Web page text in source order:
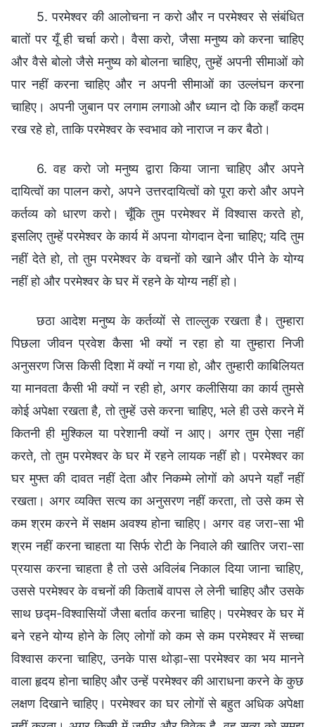
5. परमेश्वर की आलोचना न करो और न परमेश्वर से संबंधित
बातों पर यूँ ही चर्चा करो। वैसा करो, जैसा मनुष्य को करना चाहिए
और वैसे बोलो जैसे मनुष्य को बोलना चाहिए, तुम्हें अपनी सीमाओं को
पार नहीं करना चाहिए और न अपनी सीमाओं का उल्लंघन करना
चाहिए। अपनी जुबान पर लगाम लगाओ और ध्यान दो कि कहाँ कदम
रख रहे हो, ताकि परमेश्वर के स्वभाव को नाराज न कर बैठो।
6. वह करो जो मनुष्य द्वारा किया जाना चाहिए और अपने
दायित्वों का पालन करो, अपने उत्तरदायित्वों को पूरा करो और अपने
कर्तव्य को धारण करो। चूँकि तुम परमेश्वर में विश्वास करते हो,
इसलिए तुम्हें परमेश्वर के कार्य में अपना योगदान देना चाहिए; यदि तुम
नहीं देते हो, तो तुम परमेश्वर के वचनों को खाने और पीने के योग्य
नहीं हो और परमेश्वर के घर में रहने के योग्य नहीं हो।
छठा आदेश मनुष्‍य के कर्तव्‍यों से ताल्‍लुक रखता है। तुम्‍हारा
पिछला जीवन प्रवेश कैसा भी क्‍यों न रहा हो या तुम्‍हारा निजी
अनुसरण जिस किसी दिशा में क्‍यों न गया हो, और तुम्‍हारी काबिलियत
या मानवता कैसी भी क्‍यों न रही हो, अगर कलीसिया का कार्य तुमसे
कोई अपेक्षा रखता है, तो तुम्‍हें उसे करना चाहिए, भले ही उसे करने में
कितनी ही मुश्किल या परेशानी क्‍यों न आए। अगर तुम ऐसा नहीं
करते, तो तुम परमेश्वर के घर में रहने लायक नहीं हो। परमेश्वर का
घर मुफ्त की दावत नहीं देता और निकम्मे लोगों को अपने यहाँ नहीं
रखता। अगर व्यक्ति सत्य का अनुसरण नहीं करता, तो उसे कम से
कम श्रम करने में सक्षम अवश्य होना चाहिए। अगर वह जरा-सा भी
श्रम नहीं करना चाहता या सिर्फ रोटी के निवाले की खातिर जरा-सा
प्रयास करना चाहता है तो उसे अविलंब निकाल दिया जाना चाहिए,
उससे परमेश्वर के वचनों की किताबें वापस ले लेनी चाहिए और उसके
साथ छद्म-विश्वासियों जैसा बर्ताव करना चाहिए। परमेश्वर के घर में
बने रहने योग्य होने के लिए लोगों को कम से कम परमेश्वर में सच्चा
विश्वास करना चाहिए, उनके पास थोड़ा-सा परमेश्वर का भय मानने
वाला हृदय होना चाहिए और उन्हें परमेश्वर की आराधना करने के कुछ
लक्षण दिखाने चाहिए। परमेश्वर का घर लोगों से बहुत अधिक अपेक्षा